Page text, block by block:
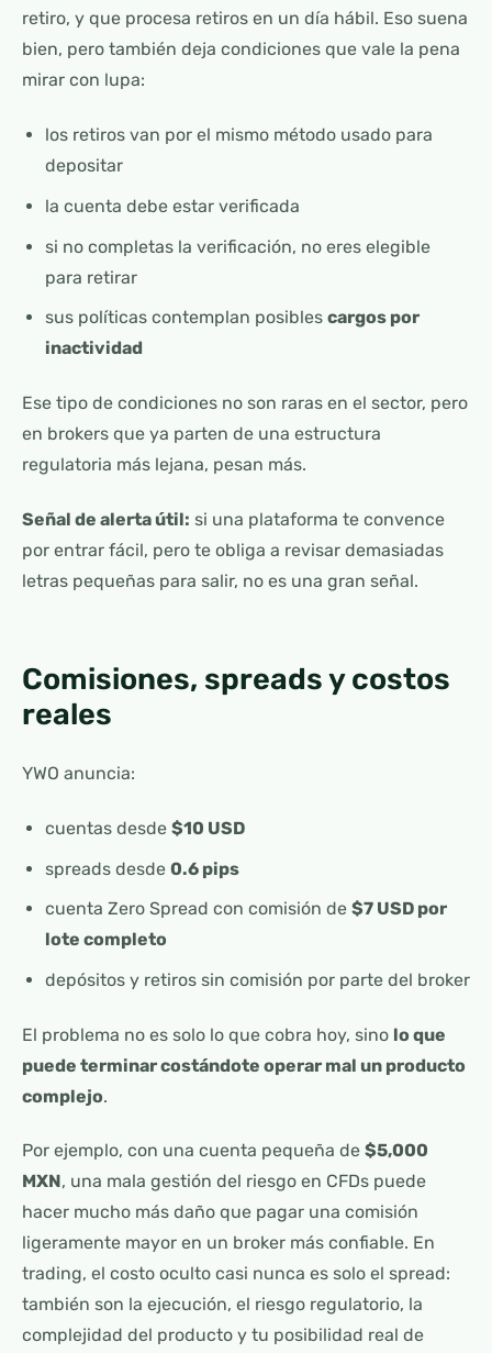
retiro, y que procesa retiros en un día hábil. Eso suena
bien, pero también deja condiciones que vale la pena
mirar con lupa:
los retiros van por el mismo método usado para
depositar
la cuenta debe estar verificada
si no completas la verificación, no eres elegible
para retirar
sus políticas contemplan posibles cargos por
inactividad
Ese tipo de condiciones no son raras en el sector, pero
en brokers que ya parten de una estructura
regulatoria más lejana, pesan más.
Señal de alerta útil: si una plataforma te convence
por entrar fácil, pero te obliga a revisar demasiadas
letras pequeñas para salir, no es una gran señal.
Comisiones, spreads y costos
reales
YWO anuncia:
cuentas desde $10 USD
spreads desde 0.6 pips
cuenta Zero Spread con comisión de $7 USD por
lote completo
depósitos y retiros sin comisión por parte del broker
El problema no es solo lo que cobra hoy, sino lo que
puede terminar costándote operar mal un producto
complejo.
Por ejemplo, con una cuenta pequeña de $5,000
MXN, una mala gestión del riesgo en CFDs puede
hacer mucho más daño que pagar una comisión
ligeramente mayor en un broker más confiable. En
trading, el costo oculto casi nunca es solo el spread:
también son la ejecución, el riesgo regulatorio, la
complejidad del producto y tu posibilidad real de